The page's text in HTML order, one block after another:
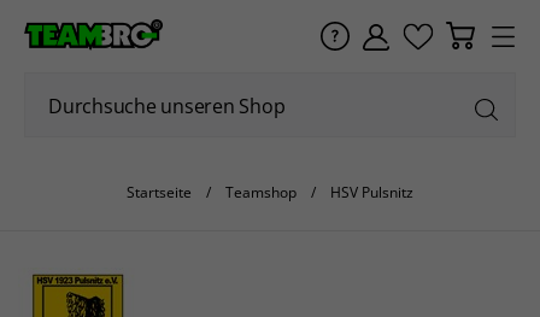
Startseite Teamshop HSV Pulsnitz